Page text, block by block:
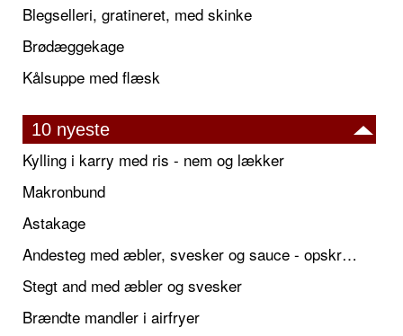
Blegselleri, gratineret, med skinke
Brødæggekage
Kålsuppe med flæsk
10 nyeste
Kylling i karry med ris - nem og lækker
Makronbund
Astakage
Andesteg med æbler, svesker og sauce - opskrift også til jul
Stegt and med æbler og svesker
Brændte mandler i airfryer